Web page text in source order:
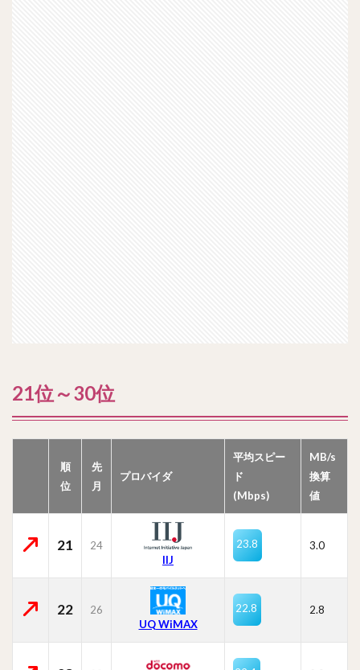
21位～30位
順
位
先
月
プロバイダ
平均スピー
ド
(Mbps)
MB/s
換算
値
21
24
IIJ
23.8 3.0
22
26
UQ WiMAX
22.8 2.8